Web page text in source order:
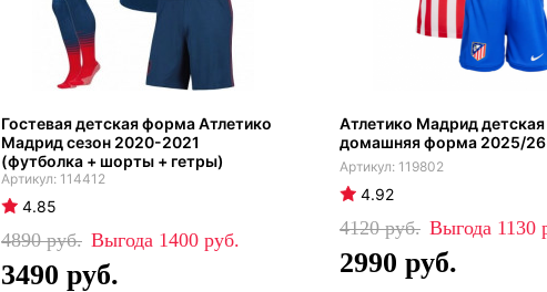
Гостевая детская форма Атлетико
Мадрид сезон 2020-2021
(футболка + шорты + гетры)
114412
4.85
4890 1400
3490
Атлетико Мадрид детская
домашняя форма 2025/26
119802
4.92
4120 1130
2990